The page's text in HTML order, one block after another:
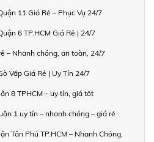
11 Giá Rẻ – Phục Vụ 24/7
6 TP.HCM Giá Rẻ | 24/7
– Nhanh chóng, an toàn, 24/7
Vấp Giá Rẻ | Uy Tín 24/7
8 TPHCM – uy tín, giá tốt
1 uy tín – nhanh chóng – giá rẻ
Tân Phú TP.HCM – Nhanh Chóng,